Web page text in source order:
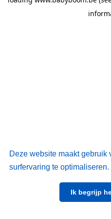
Deze website maakt gebruik
surfervaring te optimaliseren.
Ik begrijp